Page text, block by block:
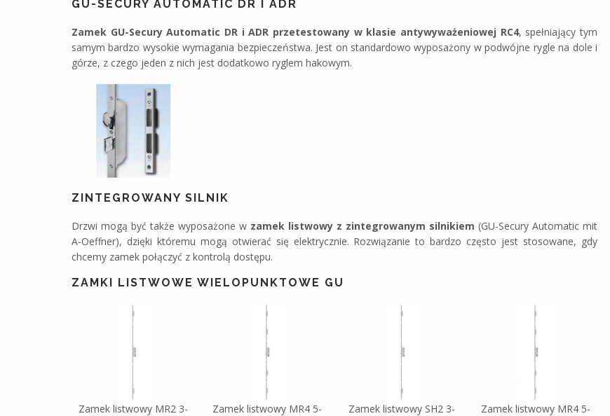
GU-SECURY AUTOMATIC DR I ADR
Zamek GU-Secury Automatic DR i ADR przetestowany w klasie antywyważeniowej RC4, spełniający tym
samym bardzo wysokie wymagania bezpieczeństwa. Jest on standardowo wyposażony w podwójne rygle na dole i
górze, z czego jeden z nich jest dodatkowo ryglem hakowym.
ZINTEGROWANY SILNIK
Drzwi mogą być także wyposażone w zamek listwowy z zintegrowanym silnikiem (GU-Secury Automatic mit
A-Oeffner), dzięki któremu mogą otwierać się elektrycznie. Rozwiązanie to bardzo często jest stosowane, gdy
chcemy zamek połączyć z kontrolą dostępu.
ZAMKI LISTWOWE WIELOPUNKTOWE GU
Zamek listwowy MR2 3-
Zamek listwowy MR4 5-
Zamek listwowy SH2 3-
Zamek listwowy MR4 5-